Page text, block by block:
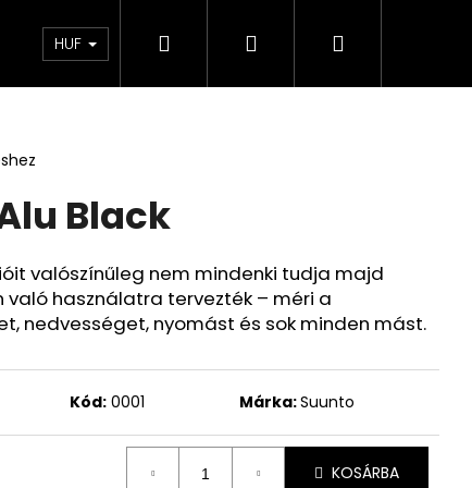
– Üzleti feltételek Kapcsolatfelvételi űrlap
HUF KeresésBejelentkezés
Kosár
Black
valószínűleg nem mindenki tudja majd
való használatra tervezték – méri a
nedvességet, nyomást és sok minden mást.
Kód: 0001 Márka:Suunto
KOSÁRBA